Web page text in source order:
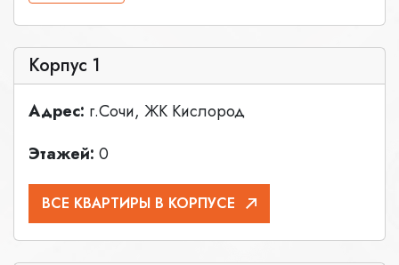
Корпус 1
Адрес: г.Сочи, ЖК Кислород
Этажей: 0
ВСЕ КВАРТИРЫ В КОРПУСЕ